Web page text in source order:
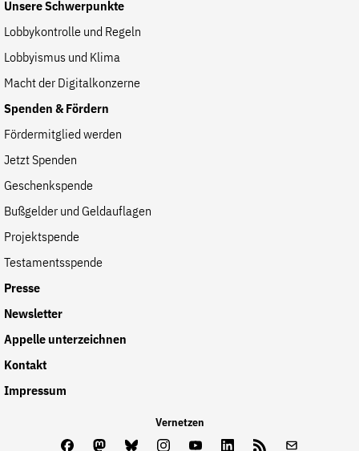
Unsere Schwerpunkte
Lobbykontrolle und Regeln
Lobbyismus und Klima
Macht der Digitalkonzerne
Spenden & Fördern
Fördermitglied werden
Jetzt Spenden
Geschenkspende
Bußgelder und Geldauflagen
Projektspende
Testamentsspende
Presse
Newsletter
Appelle unterzeichnen
Kontakt
Impressum
Vernetzen
FacebookMastodon
BlueskyInstagram
YoutubeLinkedInFeed